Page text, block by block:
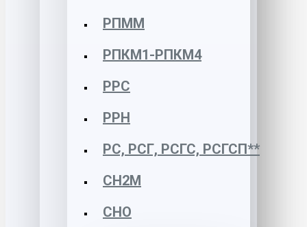
РПММ
РПКМ1-РПКМ4
РРС
РРН
РС, РСГ, РСГС, РСГСП**
СН2М
СНО